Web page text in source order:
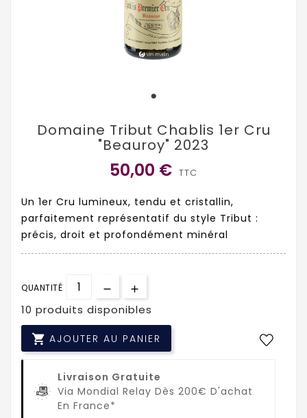
Domaine Tribut Chablis 1er Cru
"Beauroy" 2023
50,00 € TTC
Un 1er Cru lumineux, tendu et cristallin,
parfaitement représentatif du style Tribut :
précis, droit et profondément minéral
QUANTITÉ
10 produits disponibles
 AJOUTER AU PANIER
Livraison Gratuite
Via Mondial Relay Dès 200€ D'achat
En France*